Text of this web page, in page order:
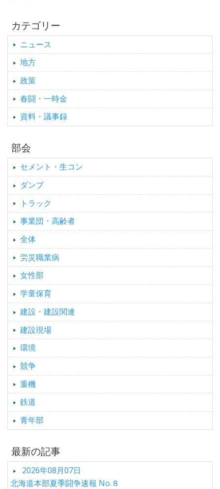
カテゴリー
ニュース
地方
政策
春闘・一時金
資料・議事録
部会
セメント・生コン
ダンプ
トラック
事業団・高齢者
全体
労災職業病
女性部
学童保育
建設・建設関連
建設現場
環境
競争
重機
鉄道
青年部
最新の記事
2026年08月07日
北海道本部夏季闘争速報 No.８